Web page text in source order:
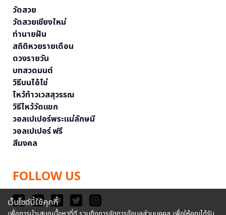
วัดสวย
วัดสวยเชียงใหม่
ทำนายฝัน
สถิติหวยรายเดือน
ดวงรายวัน
บทสวดมนต์
วิธีบนไอ้ไข่
ไหว้ท้าวเวสสุวรรณ
วิธีไหว้วัดแขก
วอลเปเปอร์พระแม่ลักษมี
วอลเปเปอร์ ฟรี
สีมงคล
FOLLOW US
เว็บไซต์นี้ใช้คุกกี้